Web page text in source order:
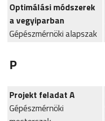
Optimálási módszerek
a vegyiparban
Gépészmérnöki alapszak
P
Projekt feladat A
Gépészmérnöki